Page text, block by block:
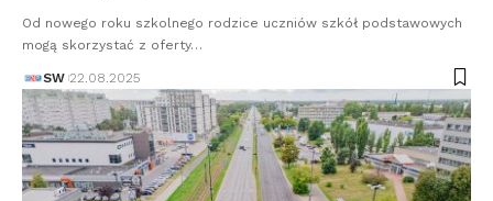
Od nowego roku szkolnego rodzice uczniów szkół podstawowych
mogą skorzystać z oferty…
SW 22.08.2025